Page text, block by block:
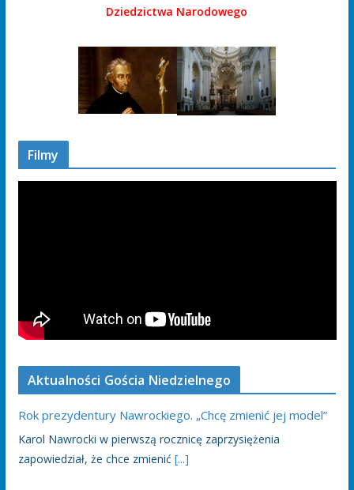
Dziedzictwa Narodowego
Filmy
Aktualności Gościa Niedzielnego
Rok prezydentury Nawrockiego. „Chcę zmienić jej model”
Karol Nawrocki w pierwszą rocznicę zaprzysiężenia
zapowiedział, że chce zmienić [...]